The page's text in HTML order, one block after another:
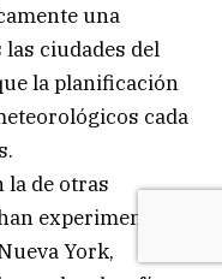
una
ciudades del
la planificación
cada
la de otras
experimentado
York,